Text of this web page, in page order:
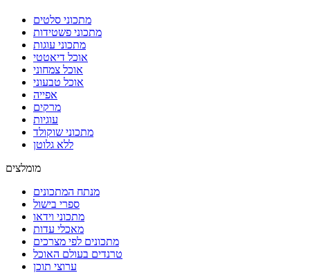
מתכוני סלטים
מתכוני פשטידות
מתכוני עוגות
אוכל דיאטטי
אוכל צמחוני
אוכל טבעוני
אפייה
מרקים
עוגיות
מתכוני שוקולד
ללא גלוטן
מומלצים
מנתח המתכונים
ספרי בישול
מתכוני וידאו
מאכלי עדות
מתכונים לפי מצרכים
טרנדים בעולם האוכל
ערוצי תוכן